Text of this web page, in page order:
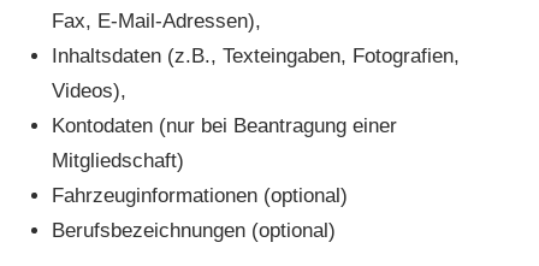
Fax, E-Mail-Adressen),
Inhaltsdaten (z.B., Texteingaben, Fotografien,
Videos),
Kontodaten (nur bei Beantragung einer
Mitgliedschaft)
Fahrzeuginformationen (optional)
Berufsbezeichnungen (optional)